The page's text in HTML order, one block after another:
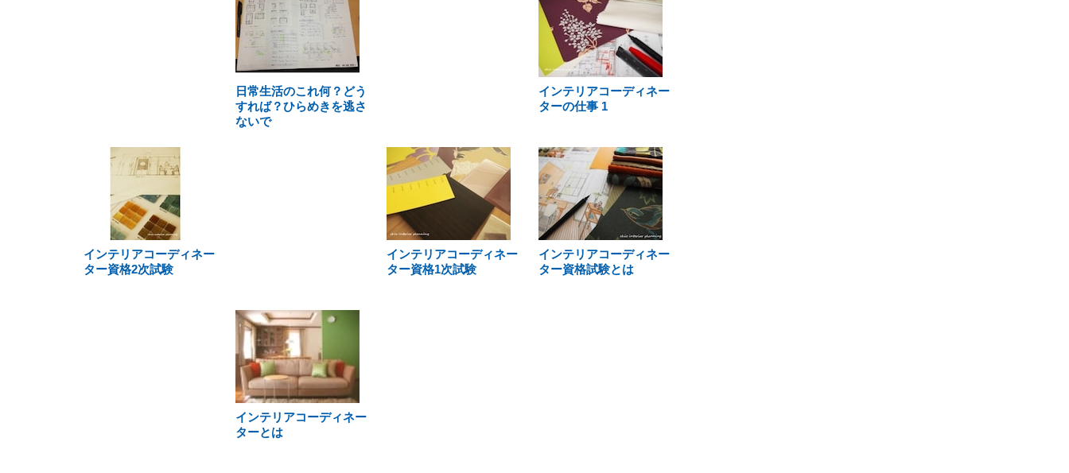
日常生活のこれ何？どう
すれば？ひらめきを逃さ
ないで
インテリアコーディネー
ターの仕事 1
インテリアコーディネー
ター資格2次試験
インテリアコーディネー
ター資格1次試験
インテリアコーディネー
ター資格試験とは
インテリアコーディネー
ターとは